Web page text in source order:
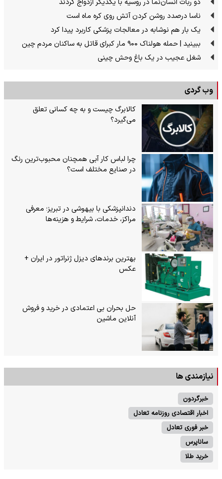
دو ربات انسان‌نما در روسیه با یکدیگر ازدواج کردند
ناسا درصدد روشن کردن آتش روی کره ماه است
یک بار هم نوشابه در معالجات پزشکی کاربرد پیدا کرد
ببینید | حمله هولناک ۹۰۰ مار کبرای قاتل به ساکنان مردم چین
شغل عجیب در یک باغ وحش چینی
وب گردی
کالابرگ چیست و به چه کسانی تعلق
می‌گیرد؟
چرا لباس کار آبی همچنان محبوب‌ترین رنگ
در صنایع مختلف است؟
دندانپزشکی با بیهوشی در تبریز؛ معرفی
مراکز، خدمات، شرایط و هزینه‌ها
بهترین برندهای دیزل ژنراتور در ایران +
عکس
حل بحران بی‌ اعتمادی در خرید و فروش
آنلاین ماشین
نیازمندی ها
خبرگردون
اخبار اقتصادی روزنامه تعادل
خبر فوری تعادل
ساناپرس
خرید طلا